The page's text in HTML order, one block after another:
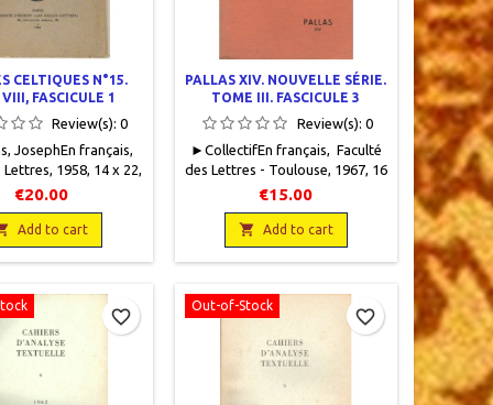
CELTIQUES N°15.
FASCICULE 1
Review(s):0
Joseph En français ,
, 1958, 14 x 22 ,
pages , broché ,
couverture insolés .
€20.00
Add to cart
PALLAS XIV. NOUVELLE SÉRIE.
TOME III. FASCICULE 3
Review(s): 0
► CollectifEn français, Faculté
des Lettres - Toulouse, 1967, 16
x 24, 123 pages, broché,
€15.00
 Add to cart
favorite_border
Out-of-Stock
favorite_border